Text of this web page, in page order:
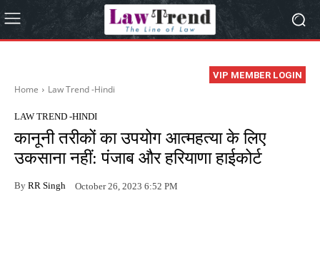
VIP MEMBER LOGIN
Home Law Trend -Hindi
LAW TREND -HINDI
कानूनी तरीकों का उपयोग आत्महत्या के लिए
उकसाना नहीं: पंजाब और हरियाणा हाईकोर्ट
By RR Singh October 26, 2023 6:52 PM